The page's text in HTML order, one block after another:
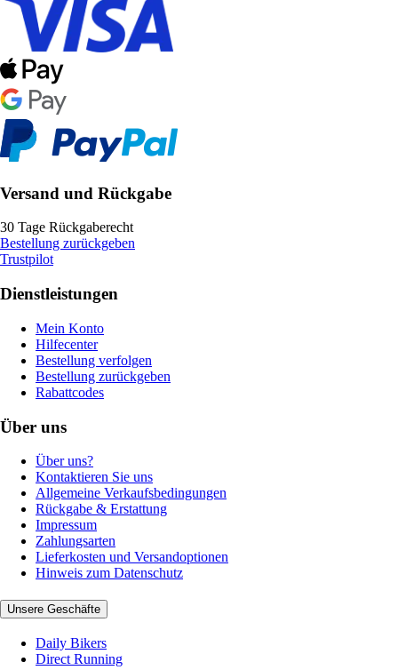
Versand und Rückgabe
30 Tage Rückgaberecht
Bestellung zurückgeben
Trustpilot
Dienstleistungen
Mein Konto
Hilfecenter
Bestellung verfolgen
Bestellung zurückgeben
Rabattcodes
Über uns
Über uns?
Kontaktieren Sie uns
Allgemeine Verkaufsbedingungen
Rückgabe & Erstattung
Impressum
Zahlungsarten
Lieferkosten und Versandoptionen
Hinweis zum Datenschutz
Unsere Geschäfte
Daily Bikers
Direct Running